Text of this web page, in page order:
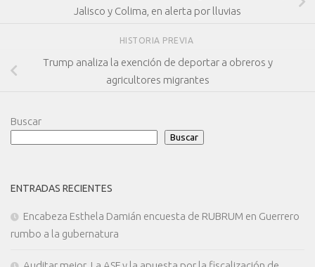
Jalisco y Colima, en alerta por lluvias
HISTORIA PREVIA
Trump analiza la exención de deportar a obreros y
agricultores migrantes
Buscar
Buscar
ENTRADAS RECIENTES
Encabeza Esthela Damián encuesta de RUBRUM en Guerrero
rumbo a la gubernatura